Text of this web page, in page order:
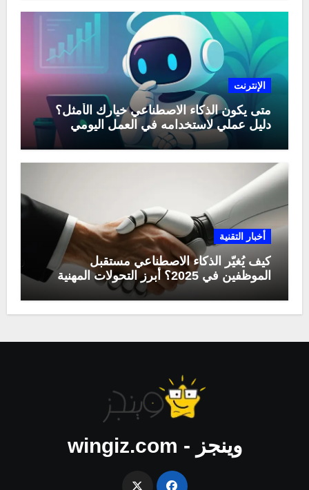
الإنترنت
متى يكون الذكاء الاصطناعي خيارك الأمثل؟
دليل عملي لاستخدامه في العمل اليومي
أخبار التقنية
كيف يُغيّر الذكاء الاصطناعي مستقبل
الموظفين في 2025؟ أبرز التحولات المهنية
وينجز - wingiz.com